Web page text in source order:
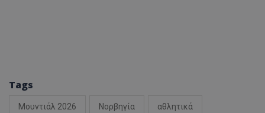
Tags
Μουντιάλ 2026 Νορβηγία αθλητικά